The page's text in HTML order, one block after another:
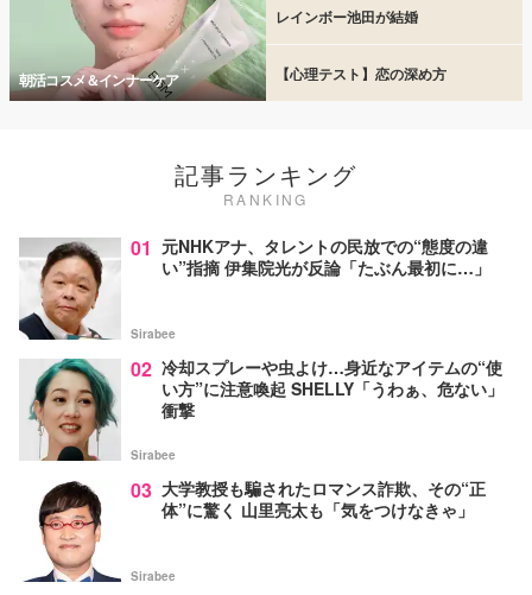
朝活コスメ＆インナーケア
レインボー池田が結婚
【心理テスト】恋の深め方
記事ランキング
RANKING
01 元NHKアナ、タレントの民放での“態度の違
い”指摘 伊集院光が反論「たぶん最初に…」
Sirabee
02 冷却スプレーや虫よけ…身近なアイテムの“使
い方”に注意喚起 SHELLY「うわぁ、危ない」
衝撃
Sirabee
03 大学教授も騙されたロマンス詐欺、その“正
体”に驚く 山里亮太も「気をつけなきゃ」
Sirabee